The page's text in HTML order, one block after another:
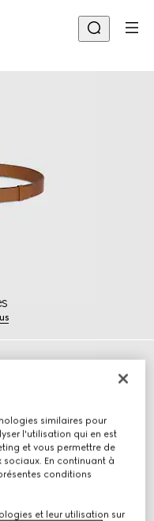
similaires pour
l'utilisation qui en est
et vous permettre de
En continuant à
conditions
et leur utilisation sur